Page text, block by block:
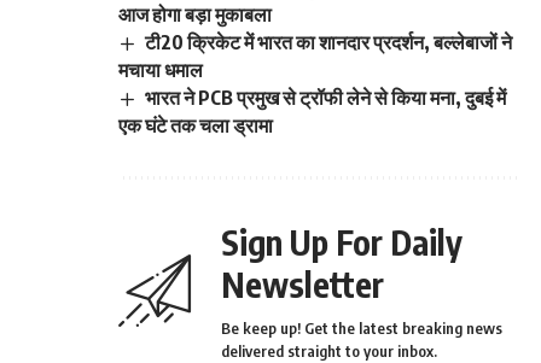
आज होगा बड़ा मुकाबला
टी20 क्रिकेट में भारत का शानदार प्रदर्शन, बल्लेबाजों ने
मचाया धमाल
भारत ने PCB प्रमुख से ट्रॉफी लेने से किया मना, दुबई में
एक घंटे तक चला ड्रामा
Sign Up For Daily
Newsletter
Be keep up! Get the latest breaking news
delivered straight to your inbox.